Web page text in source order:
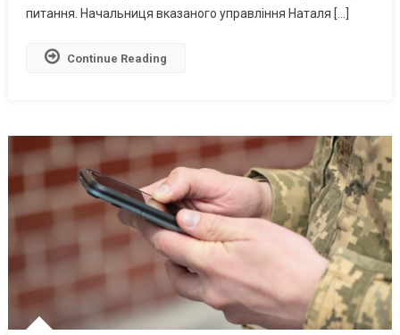
Економіки
питання. Начальниця вказаного управління Наталя […]
Continue Reading